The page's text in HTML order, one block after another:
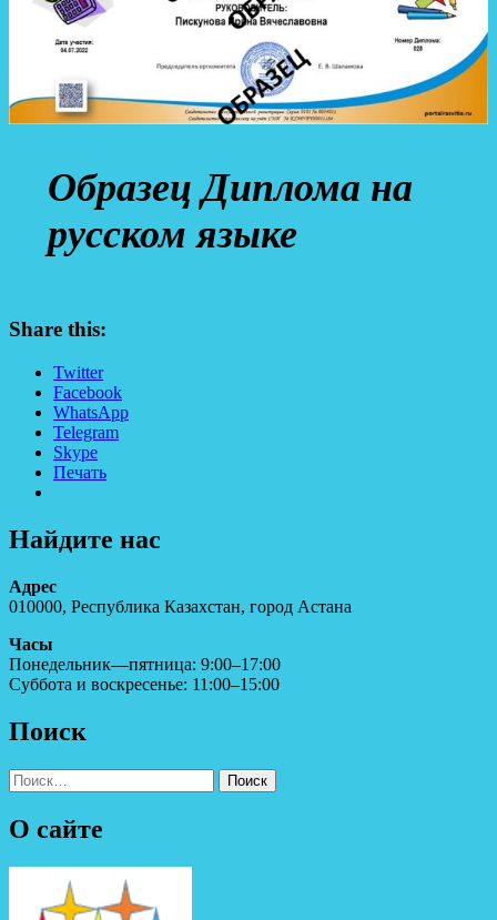
Образец Диплома на
русском языке
Share this:
Twitter
Facebook
WhatsApp
Telegram
Skype
Печать
Найдите нас
Адрес
010000, Республика Казахстан, город Астана
Часы
Понедельник—пятница: 9:00–17:00
Суббота и воскресенье: 11:00–15:00
Поиск
Найти:
О сайте